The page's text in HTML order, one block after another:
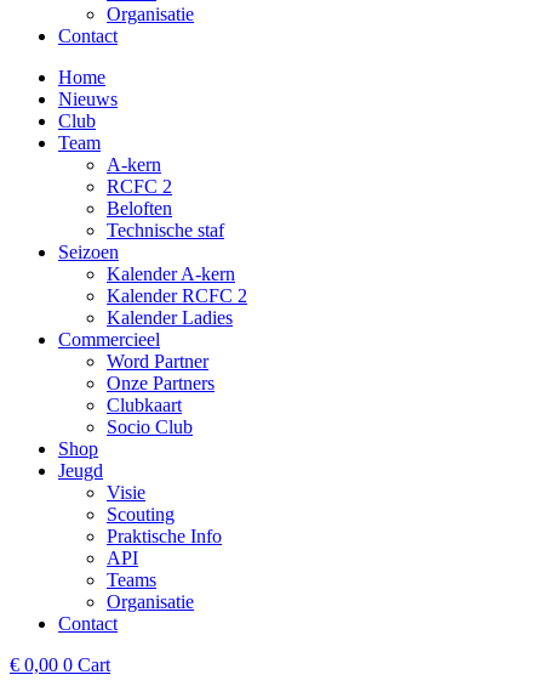
Organisatie
Contact
Home
Nieuws
Club
Team
A-kern
RCFC 2
Beloften
Technische staf
Seizoen
Kalender A-kern
Kalender RCFC 2
Kalender Ladies
Commercieel
Word Partner
Onze Partners
Clubkaart
Socio Club
Shop
Jeugd
Visie
Scouting
Praktische Info
API
Teams
Organisatie
Contact
€ 0,00 0 Cart